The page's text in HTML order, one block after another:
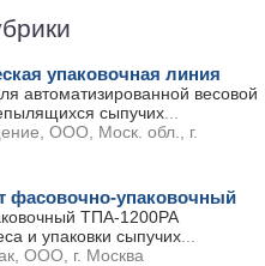
упаковочная линия
автоматизированной весовой
сыпучих
ООО, Моск. обл., г.
фасовочно-упаковочный
ТПА-1200РА
и упаковки сыпучих
ООО, г. Москва